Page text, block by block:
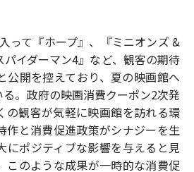
って『ホープ』、『ミニオンズ &
パイダーマン4』など、観客の期待
公開を控えており、夏の映画館へ
。政府の映画消費クーポン2次発
の観客が気軽に映画館を訪れる環
作と消費促進政策がシナジーを生
にポジティブな影響を与えると見
このような成果が一時的な消費促